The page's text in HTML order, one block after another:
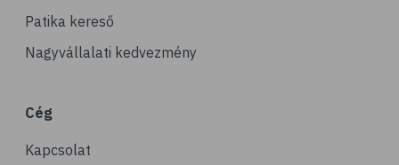
Patika kereső
Nagyvállalati kedvezmény
Cég
Kapcsolat